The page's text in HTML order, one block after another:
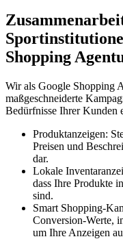
Shopping
Wir als Google Shopping
maßgeschneiderte
Bedürfnisse Ihrer Kunden
Produktanzeigen:
Preisen und
dar.
Lokale
dass Ihre Produkte
sind.
Smart Shopping-
Conversion-Werte,
um Ihre Anzeigen